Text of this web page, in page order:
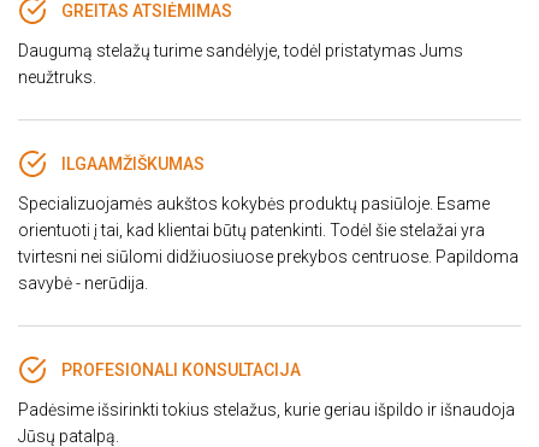
GREITAS ATSIĖMIMAS
Daugumą stelažų turime sandėlyje, todėl pristatymas Jums
neužtruks.
ILGAAMŽIŠKUMAS
Specializuojamės aukštos kokybės produktų pasiūloje. Esame
orientuoti į tai, kad klientai būtų patenkinti. Todėl šie stelažai yra
tvirtesni nei siūlomi didžiuosiuose prekybos centruose. Papildoma
savybė - nerūdija.
PROFESIONALI KONSULTACIJA
Padėsime išsirinkti tokius stelažus, kurie geriau išpildo ir išnaudoja
Jūsų patalpą.